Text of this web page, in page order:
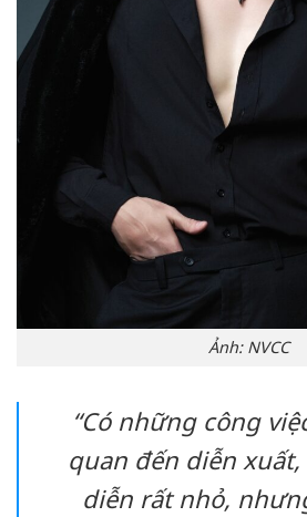
Ảnh: NVCC
“Có những công
quan đến diễn
diễn rất nhỏ,